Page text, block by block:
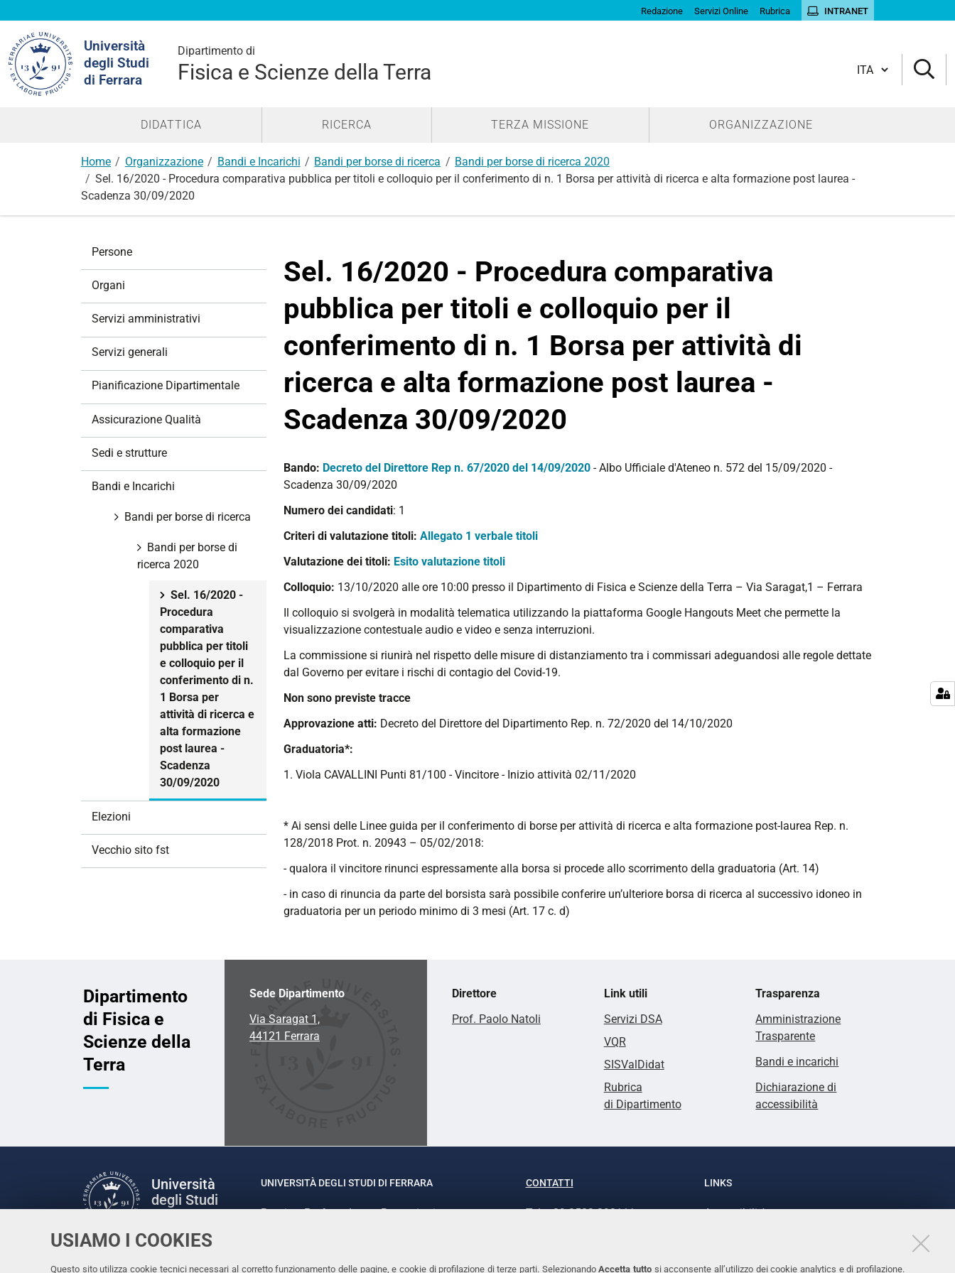
USIAMO I COOKIES
Questo sito utilizza cookie tecnici necessari al corretto funzionamento delle pagine, e cookie di profilazione di terze parti. SelezionandoAccetta tutto si acconsente all’utilizzo dei cookie analytics e di profilazione.
Redazione Servizi Online Rubrica INTRANET
Università
degli Studi
di Ferrara
Dipartimento di
Fisica e Scienze della Terra
nel
sito
Cambia lingua
DIDATTICA RICERCA TERZA MISSIONE ORGANIZZAZIONE
Home Organizzazione Bandi e Incarichi Bandi per borse di ricerca
Bandi per borse di ricerca 2020
Sel. 16/2020 - Procedura comparativa pubblica per titoli e colloquio per il conferimento di n. 1 Borsa per attività di ricerca e alta formazione post laurea -
Scadenza 30/09/2020
Sel. 16/2020 - Procedura comparativa
pubblica per titoli e colloquio per il
conferimento di n. 1 Borsa per attività di
ricerca e alta formazione post laurea -
Scadenza 30/09/2020
Bando: Decreto del Direttore Rep n. 67/2020 del 14/09/2020 - Albo Ufficiale d'Ateneo n. 572 del 15/09/2020 -
Scadenza 30/09/2020
Numero dei candidati: 1
Criteri di valutazione titoli: Allegato 1 verbale titoli
Valutazione dei titoli: Esito valutazione titoli
Colloquio: 13/10/2020 alle ore 10:00 presso il Dipartimento di Fisica e Scienze della Terra – Via Saragat,1 – Ferrara
Il colloquio si svolgerà in modalità telematica utilizzando la piattaforma Google Hangouts Meet che permette la
visualizzazione contestuale audio e video e senza interruzioni.
La commissione si riunirà nel rispetto delle misure di distanziamento tra i commissari adeguandosi alle regole dettate
dal Governo per evitare i rischi di contagio del Covid-19.
Non sono previste tracce
Approvazione atti: Decreto del Direttore del Dipartimento Rep. n. 72/2020 del 14/10/2020
Graduatoria*:
1. Viola CAVALLINI Punti 81/100 - Vincitore - Inizio attività 02/11/2020
* Ai sensi delle Linee guida per il conferimento di borse per attività di ricerca e alta formazione post-laurea Rep. n.
128/2018 Prot. n. 20943 – 05/02/2018:
- qualora il vincitore rinunci espressamente alla borsa si procede allo scorrimento della graduatoria (Art. 14)
- in caso di rinuncia da parte del borsista sarà possibile conferire un’ulteriore borsa di ricerca al successivo idoneo in
graduatoria per un periodo minimo di 3 mesi (Art. 17 c. d)
Persone
Organi
Servizi amministrativi
Servizi generali
Pianificazione Dipartimentale
Assicurazione Qualità
Sedi e strutture
Bandi e Incarichi
Bandi per borse di ricerca
Bandi per borse di
ricerca 2020
Sel. 16/2020 -
Procedura
comparativa
pubblica per titoli
e colloquio per il
conferimento di n.
1 Borsa per
attività di ricerca e
alta formazione
post laurea -
Scadenza
30/09/2020
Elezioni
Vecchio sito fst
Dipartimento
di Fisica e
Scienze della
Terra
Sede Dipartimento
Via Saragat 1,
44121 Ferrara
Direttore
Prof. Paolo Natoli
Link utili
Servizi DSA
VQR
SISValDidat
Rubrica
di Dipartimento
Trasparenza
Amministrazione
Trasparente
Bandi e incarichi
Dichiarazione di
accessibilità
Università
degli Studi
UNIVERSITÀ DEGLI STUDI DI FERRARA
Rettrice: Prof.ssa Laura Ramaciotti
CONTATTI
Tel. +39 0532 293111
LINKS
Accessibilità